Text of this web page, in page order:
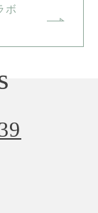
ボ